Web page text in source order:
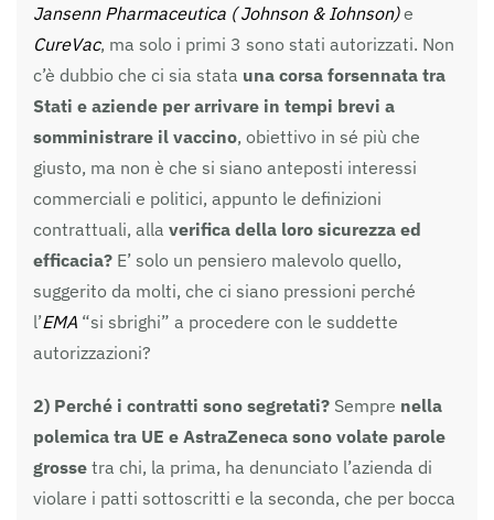
Jansenn Pharmaceutica ( Johnson & Iohnson)e
CureVac, ma solo i primi 3 sono stati autorizzati. Non
c’è dubbio che ci sia stata una corsa forsennata tra
Stati e aziende per arrivare in tempi brevi a
somministrare il vaccino, obiettivo in sé più che
giusto, ma non è che si siano anteposti interessi
commerciali e politici, appunto le definizioni
contrattuali, alla verifica della loro sicurezza ed
efficacia? E’ solo un pensiero malevolo quello,
suggerito da molti, che ci siano pressioni perché
l’EMA “si sbrighi” a procedere con le suddette
autorizzazioni?
2) Perché i contratti sono segretati? Sempre nella
polemica tra UE e AstraZeneca sono volate parole
grosse tra chi, la prima, ha denunciato l’azienda di
violare i patti sottoscritti e la seconda, che per bocca